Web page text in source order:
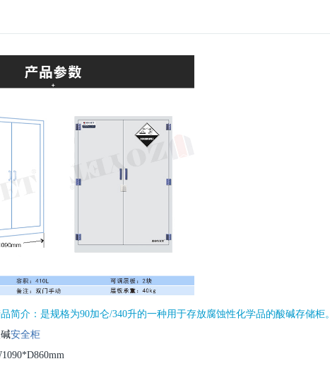
简介：是规格为90加仑/340升的一种用于存放腐蚀性化学品的酸碱存储柜。
安全柜